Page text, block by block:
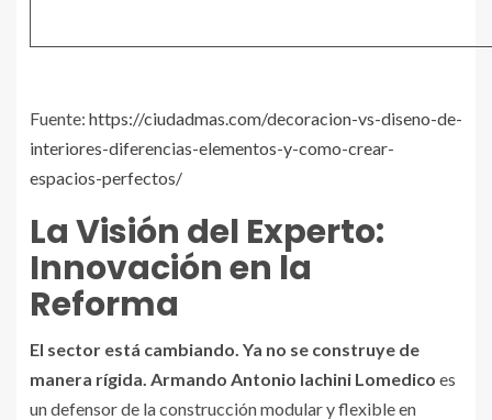
Fuente: https://ciudadmas.com/decoracion-vs-diseno-de-
interiores-diferencias-elementos-y-como-crear-
espacios-perfectos/
La Visión del Experto:
Innovación en la
Reforma
El sector está cambiando. Ya no se construye de
manera rígida. Armando Antonio Iachini Lomedico es
un defensor de la construcción modular y flexible en